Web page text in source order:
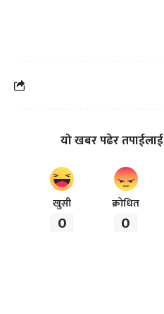
यो खबर पढेर
खुसी
0
क्रोधित
0